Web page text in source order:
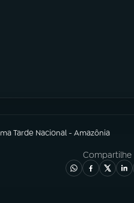
Tarde Nacional - Amazônia
Compartilhe